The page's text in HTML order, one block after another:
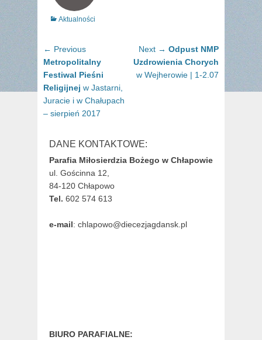
Categories
Aktualności
Nawigacja
wpisu
← PreviousPrevious
post:
Metropolitalny
Festiwal Pieśni
Religijnej w Jastarni,
Juracie i w Chałupach
– sierpień 2017
Next → Next
post:
Odpust NMP
Uzdrowienia Chorych
w Wejherowie | 1-2.07
DANE KONTAKTOWE:
Parafia Miłosierdzia Bożego w Chłapowie
ul. Gościnna 12,
84-120 Chłapowo
Tel. 602 574 613
e-mail: chlapowo@diecezjagdansk.pl
BIURO PARAFIALNE: